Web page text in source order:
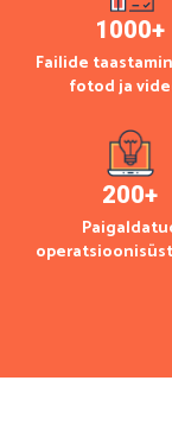
1000+
Failide
fotod ja
200+